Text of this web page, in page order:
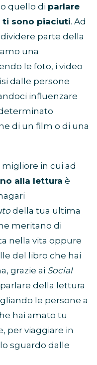
quello di parlare
ti sono piaciuti. Ad
parte della
una
le foto, i video
dalle persone
influenzare
di un film o di una
in cui ad
alla lettura è
della tua ultima
meritano di
nella vita oppure
del libro che hai
grazie ai Social
della lettura
le persone a
hai amato tu
per viaggiare in
sguardo dalle